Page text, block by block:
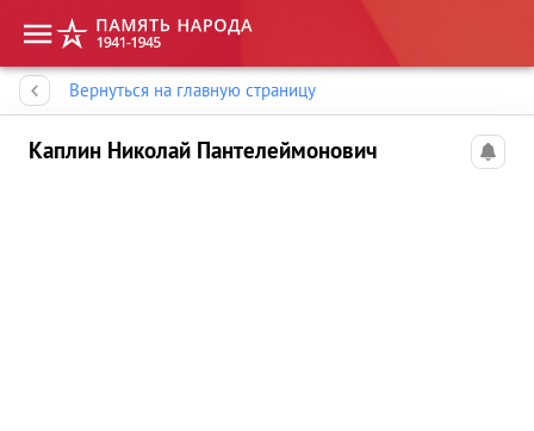
Вернуться на главную страницу
Каплин Николай Пантелеймонович
Память народа